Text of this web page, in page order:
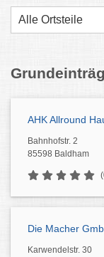
Alle Ortsteile
AHK Allround
Bahnhofstr. 2
85598 Baldham
Die Macher
Karwendelstr. 30